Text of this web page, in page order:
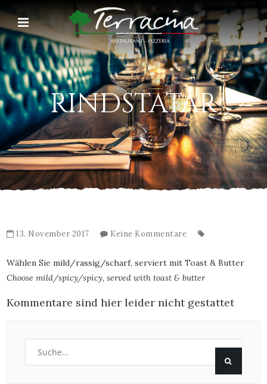
RINDSTATAR
13. November 2017 Keine Kommentare
Wählen Sie mild/rassig/scharf, serviert mit Toast & Butter
Choose mild/spicy/spicy, served with toast & butter
Kommentare sind hier leider nicht gestattet